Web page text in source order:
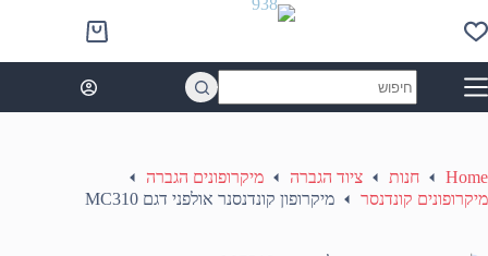
to
content
Shopping
cart
results
Home חנות ציוד הגברה
מיקרופונים הגברה
מיקרופונים קונדנסר
מיקרופון קונדנסנר אולפני דגם MC310